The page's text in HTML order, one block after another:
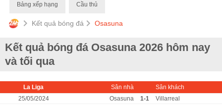
Bảng xếp hạng Cầu thủ
Kết quả bóng đá Osasuna
Kết quả bóng đá Osasuna 2026 hôm nay
và tối qua
La Liga Sân nhà
Sân khách
25/05/2024
Osasuna 1-1
Villarreal